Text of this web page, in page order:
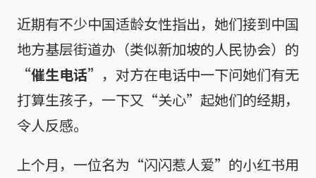
近期有不少中国适龄女性指出，她们接到中国
地方基层街道办（类似新加坡的人民协会）的
“催生电话” ，对方在电话中一下问她们有无
打算生孩子，一下又“关心”起她们的经期，
令人反感。
上个月，一位名为“闪闪惹人爱”的小红书用